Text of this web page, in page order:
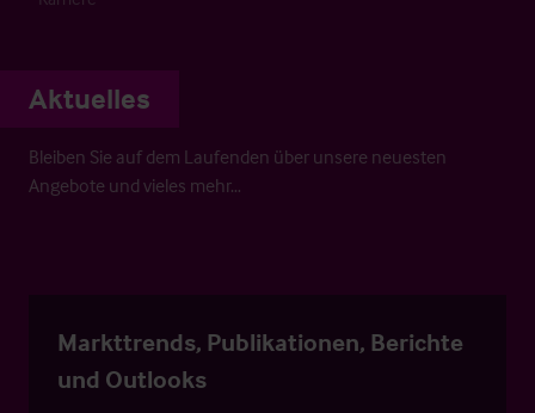
Aktuelles
Bleiben Sie auf dem Laufenden über unsere neuesten
Angebote und vieles mehr…
Markttrends, Publikationen, Berichte
und Outlooks